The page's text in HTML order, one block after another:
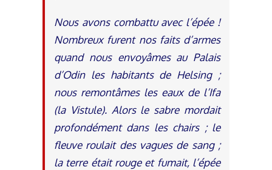
Nous avons combattu avec l’épée !
Nombreux furent nos faits d’armes
quand nous envoyâmes au Palais
d’Odin les habitants de Helsing ;
nous remontâmes les eaux de l’Ifa
(la Vistule). Alors le sabre mordait
profondément dans les chairs ; le
fleuve roulait des vagues de sang ;
la terre était rouge et fumait, l’épée